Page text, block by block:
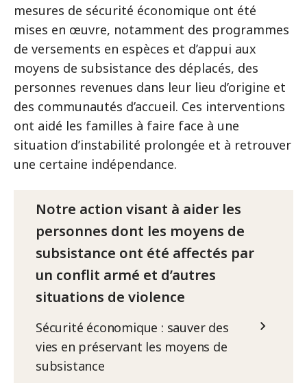
mesures de sécurité économique ont été
mises en œuvre, notamment des programmes
de versements en espèces et d’appui aux
moyens de subsistance des déplacés, des
personnes revenues dans leur lieu d’origine et
des communautés d’accueil. Ces interventions
ont aidé les familles à faire face à une
situation d’instabilité prolongée et à retrouver
une certaine indépendance.
Notre action visant à aider les
personnes dont les moyens de
subsistance ont été affectés par
un conflit armé et d’autres
situations de violence
Sécurité économique : sauver des
vies en préservant les moyens de
subsistance